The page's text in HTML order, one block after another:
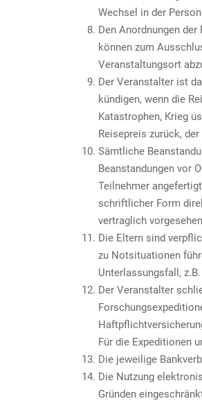
Wechsel in der
Den Anordnungen
können zum
Veranstaltungsort
Der Veranstalter ist
kündigen, wenn die
Katastrophen, Krieg
Reisepreis zurück,
Sämtliche
Beanstandungen vor
Teilnehmer
schriftlicher Form
vertraglich
Die Eltern sind
zu Notsituationen
Unterlassungsfall,
Der Veranstalter
Für die Expeditionen
Die jeweilige
Die Nutzung
Gründen